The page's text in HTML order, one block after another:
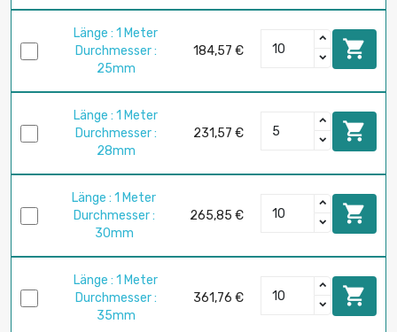
Länge : 1 Meter
Durchmesser :
25mm
184,57 € 
Länge : 1 Meter
Durchmesser :
28mm
231,57 € 
Länge : 1 Meter
Durchmesser :
30mm
265,85 € 
Länge : 1 Meter
Durchmesser :
35mm
361,76 € 